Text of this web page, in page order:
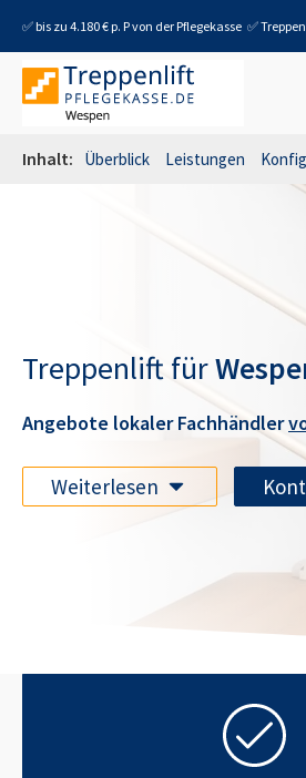
✅ bis zu 4.180 € p. P von der Pflegekasse ✅
Inhalt: Überblick Leistungen
Treppenlift für
Angebote lokaler Fachhändler
Weiterlesen